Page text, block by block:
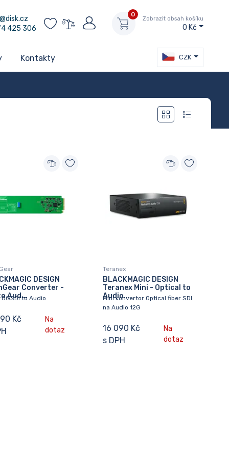
425 306
0
Zobrazit obsah košíku
0 Kč
Kontakty CZK
DESIGN
Converter -
Aud...to Audio
Kč
Na
dotaz
Teranex
BLACKMAGIC DESIGN
Teranex Mini - Optical to
Audio...
Mini konvertor Optical fiber SDI
na Audio 12G
16 090 Kč
s DPH
Na
dotaz